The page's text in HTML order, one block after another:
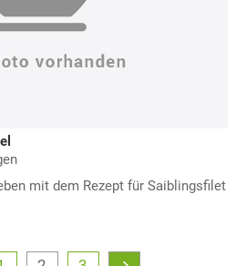
mit dem Rezept für Saiblingsfilet